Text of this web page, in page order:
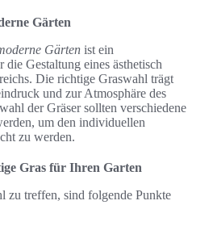
Gärten
Gärten ist ein
die Gestaltung eines ästhetisch
Die richtige Graswahl trägt
und zur Atmosphäre des
der Gräser sollten verschiedene
um den individuellen
zu werden.
Gras für Ihren Garten
zu treffen, sind folgende Punkte